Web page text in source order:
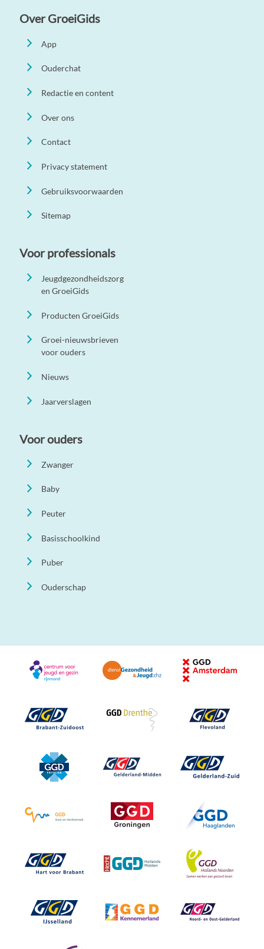
Over GroeiGids
App
Ouderchat
Redactie en content
Over ons
Contact
Privacy statement
Gebruiksvoorwaarden
Sitemap
Voor professionals
Jeugdgezondheidszorg
en GroeiGids
Producten GroeiGids
Groei-nieuwsbrieven
voor ouders
Nieuws
Jaarverslagen
Voor ouders
Zwanger
Baby
Peuter
Basisschoolkind
Puber
Ouderschap